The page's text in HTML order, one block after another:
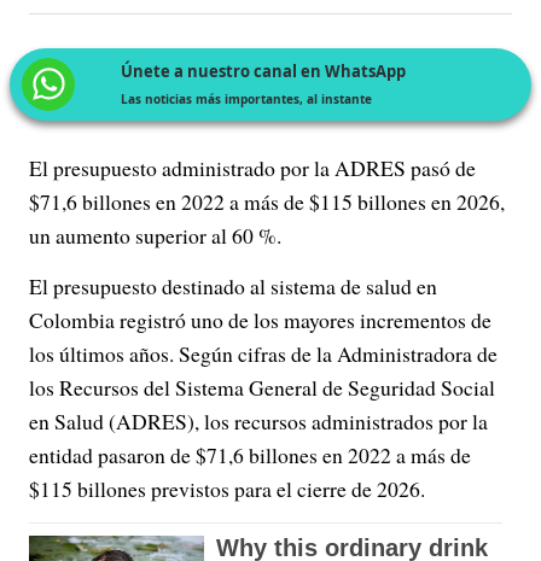
Únete a nuestro canal en WhatsApp
Las noticias más importantes, al instante
El presupuesto administrado por la ADRES pasó de
$71,6 billones en 2022 a más de $115 billones en 2026,
un aumento superior al 60 %.
El presupuesto destinado al sistema de salud en
Colombia registró uno de los mayores incrementos de
los últimos años. Según cifras de la Administradora de
los Recursos del Sistema General de Seguridad Social
en Salud (ADRES), los recursos administrados por la
entidad pasaron de $71,6 billones en 2022 a más de
$115 billones previstos para el cierre de 2026.